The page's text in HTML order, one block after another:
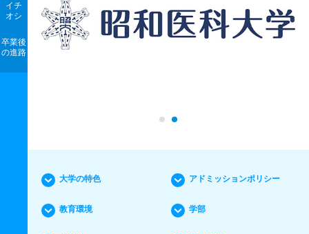
イチ
オシ
卒業後
の進路
大学の特色 アドミッションポリシー
教育環境 学部